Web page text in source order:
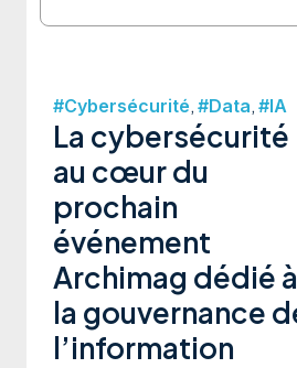
#Cybersécurité, #Data, #IA
La cybersécurité
au cœur du
prochain
événement
Archimag dédié à
la gouvernance
l’information